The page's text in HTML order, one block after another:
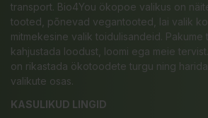
transport. Bio4You ökopoe valikus on
tooted, põnevad vegantooted, lai valik
mitmekesine valik toidulisandeid. Pakume
kahjustada loodust, loomi ega meie
on rikastada ökotoodete turgu ning
valikute osas.
KASULIKUD LINGID